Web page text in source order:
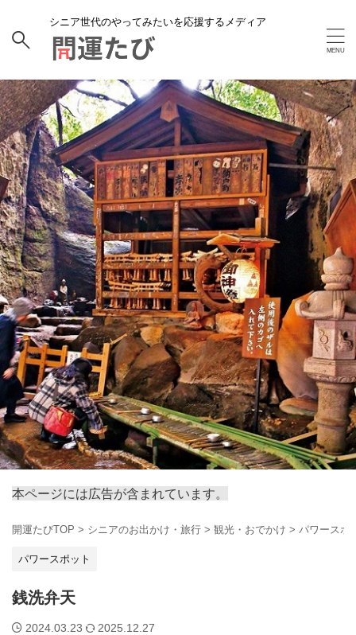
シニア世代のやってみたいを応援するメディア
本ページには広告が含まれています。
開運たびTOP > シニアのお出かけ・旅行 > 観光・おでかけ > パワースポ
パワースポット
銭洗弁天
2024.03.23 2025.12.27